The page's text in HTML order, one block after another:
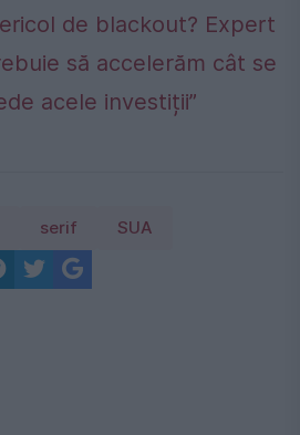
de blackout? Expert
să accelerăm cât se
acele investiții”
serif SUA